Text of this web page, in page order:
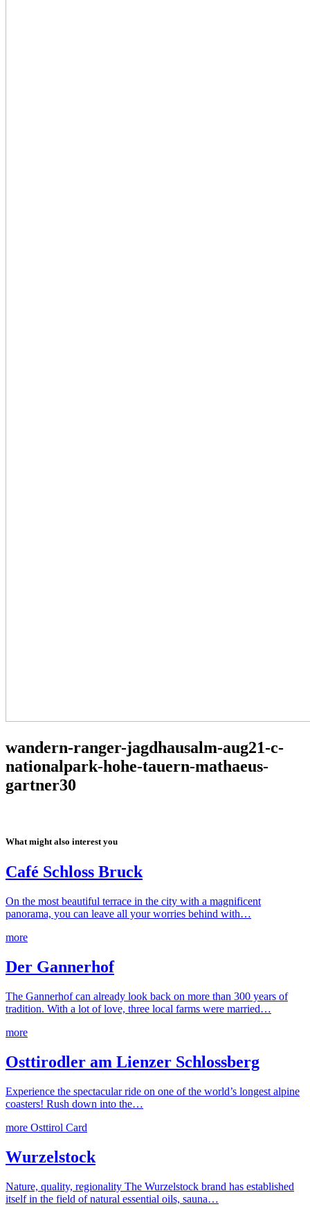
wandern-ranger-jagdhausalm-aug21-c-
nationalpark-hohe-tauern-mathaeus-
gartner30
What might also interest you
Café Schloss Bruck
On the most beautiful terrace in the city with a magnificent
panorama, you can leave all your worries behind with…
more
Der Gannerhof
The Gannerhof can already look back on more than 300 years of
tradition. With a lot of love, three local farms were married…
more
Osttirodler am Lienzer Schlossberg
Experience the spectacular ride on one of the world’s longest alpine
coasters! Rush down into the…
more Osttirol Card
Wurzelstock
Nature, quality, regionality The Wurzelstock brand has established
itself in the field of natural essential oils, sauna…